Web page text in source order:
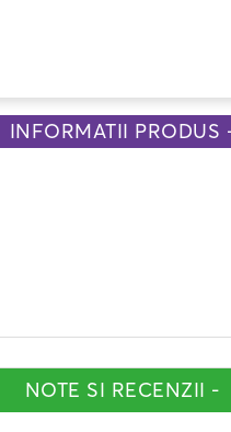
INFORMATII PRODUS
NOTE SI RECENZII -